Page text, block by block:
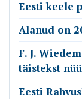
Eesti keele
Alanud on
F. J.
täistekst
Eesti